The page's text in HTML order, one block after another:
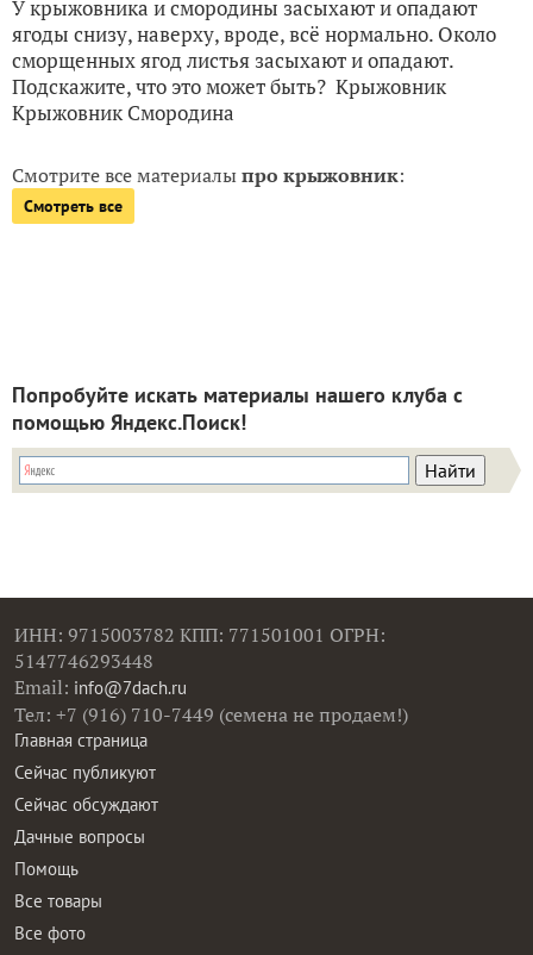
У крыжовника и смородины засыхают и опадают
ягоды снизу, наверху, вроде, всё нормально. Около
сморщенных ягод листья засыхают и опадают.
Подскажите, что это может быть? Крыжовник
Крыжовник Смородина
Смотрите все материалыпро крыжовник:
Смотреть все
Попробуйте искать материалы нашего клуба с
помощью Яндекс.Поиск!
ИНН: 9715003782 КПП: 771501001 ОГРН:
5147746293448
Email: info@7dach.ru
Тел: +7 (916) 710-7449 (семена не продаем!)
Главная страница
Сейчас публикуют
Сейчас обсуждают
Дачные вопросы
Помощь
Все товары
Все фото